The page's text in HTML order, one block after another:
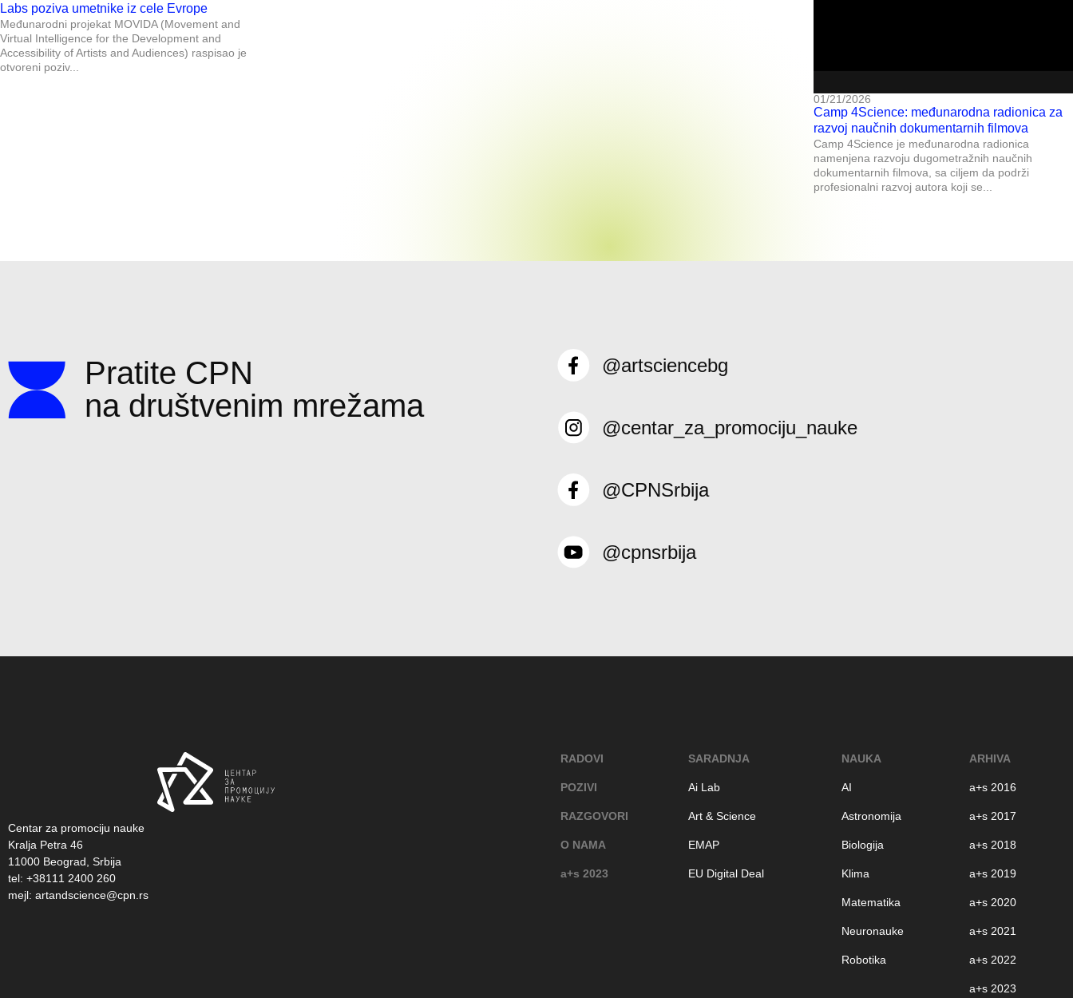
Labs poziva umetnike iz cele Evrope
Međunarodni projekat MOVIDA (Movement and
Virtual Intelligence for the Development and
Accessibility of Artists and Audiences) raspisao je
otvoreni poziv...
01/21/2026
Camp 4Science: međunarodna radionica za
razvoj naučnih dokumentarnih filmova
Camp 4Science je međunarodna radionica
namenjena razvoju dugometražnih naučnih
dokumentarnih filmova, sa ciljem da podrži
profesionalni razvoj autora koji se...
Pratite CPN
na društvenim mrežama
@artsciencebg
@centar_za_promociju_nauke
@CPNSrbija
@cpnsrbija
Centar za promociju nauke
Kralja Petra 46
11000 Beograd, Srbija
tel: +38111 2400 260
mejl: artandscience@cpn.rs
RADOVI
POZIVI
RAZGOVORI
O NAMA
a+s 2023
SARADNJA
Ai Lab
Art & Science
EMAP
EU Digital Deal
NAUKA
AI
Astronomija
Biologija
Klima
Matematika
Neuronauke
Robotika
ARHIVA
a+s 2016
a+s 2017
a+s 2018
a+s 2019
a+s 2020
a+s 2021
a+s 2022
a+s 2023